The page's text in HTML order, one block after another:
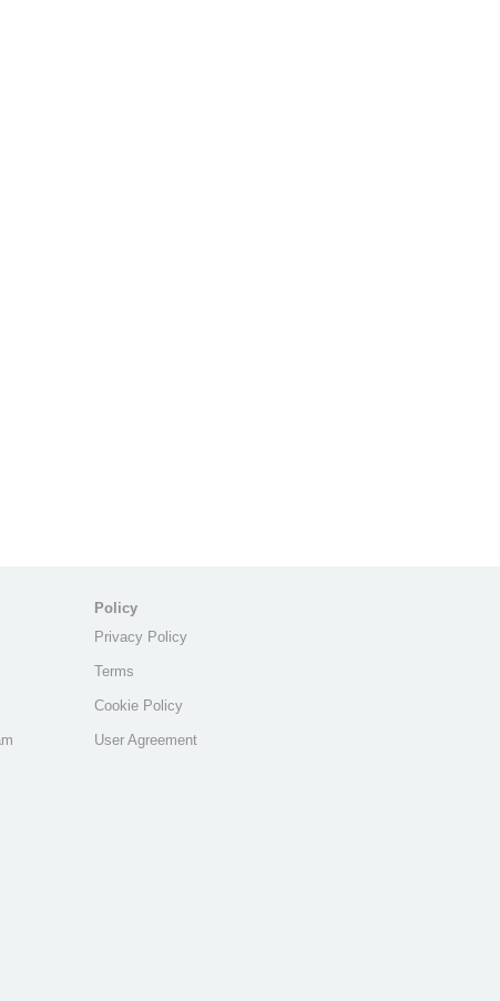
Policy
Privacy Policy
Terms
Cookie Policy
User Agreement